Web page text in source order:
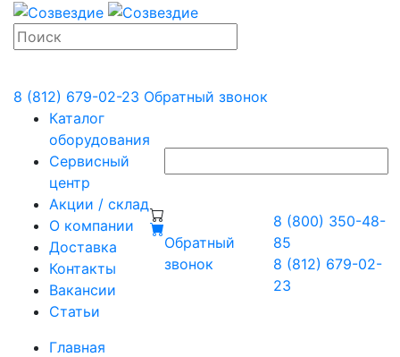
8 (812) 679-02-23 Обратный звонок
Каталог
оборудования
Сервисный
центр
Акции / склад
О компании
Доставка
Контакты
Вакансии
Статьи
Обратный
звонок
8 (800) 350-48-
85
8 (812) 679-02-
23
Главная